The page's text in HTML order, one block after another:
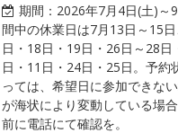
期間： 2026年7月4日(土)
間中の休業日は7月13日～15
日・18日・19日・26日～28日
日・11日・24日・25日。予約
っては、希望日に参加できな
が海状により変動している場
前に電話にて確認を。